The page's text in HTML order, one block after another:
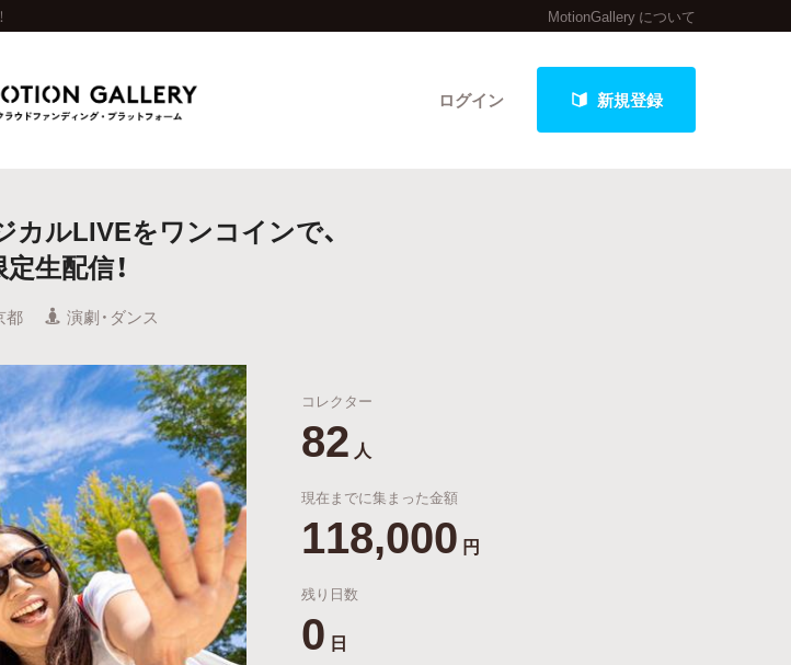
MotionGallery について
ログイン 新規登録
プロジェクト 終了間近のプロジェクト
Feature
レーターから探す 特集から探す
調達額が大きいプロジェクト
カルLIVEをワンコインで、
生配信！
都 演劇・ダンス
コレクター
82 人
現在までに集まった金額
118,000 円
残り日数
0 日